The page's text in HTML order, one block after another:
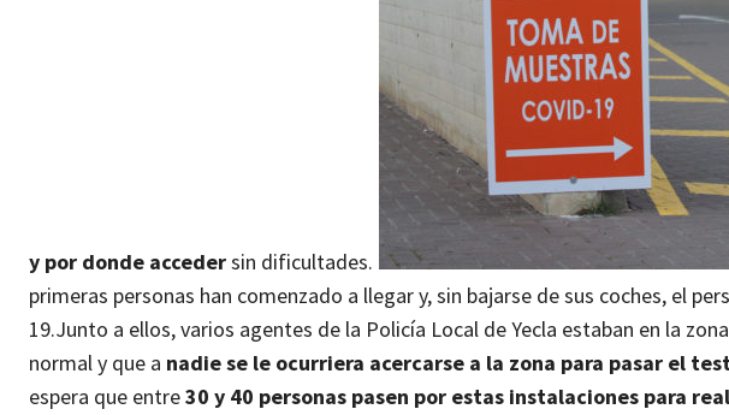
y por donde accedersin dificultades.
primeras personas han comenzado a llegar y, sin bajarse de sus coches, el
19.Junto a ellos, varios agentes de la Policía Local de Yecla estaban en la
normal y que a nadie se le ocurriera acercarse a la zona para pasar el
espera que entre30 y 40 personas pasen por estas instalaciones para